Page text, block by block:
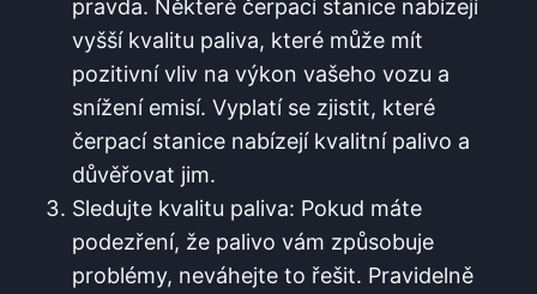
pravda. Některé čerpací stanice nabízejí
vyšší kvalitu paliva, ​které může⁤ mít
pozitivní vliv na výkon vašeho vozu a
⁢snížení emisí. Vyplatí se⁢ zjistit, které
čerpací stanice nabízejí kvalitní palivo a⁤
důvěřovat jim.
Sledujte ‍kvalitu paliva: Pokud máte
⁤podezření, že palivo vám způsobuje
problémy, neváhejte to řešit. Pravidelně